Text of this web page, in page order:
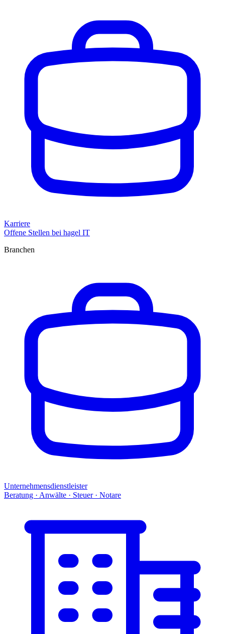
Karriere
Offene Stellen bei hagel IT
Branchen
Unternehmensdienstleister
Beratung · Anwälte · Steuer · Notare